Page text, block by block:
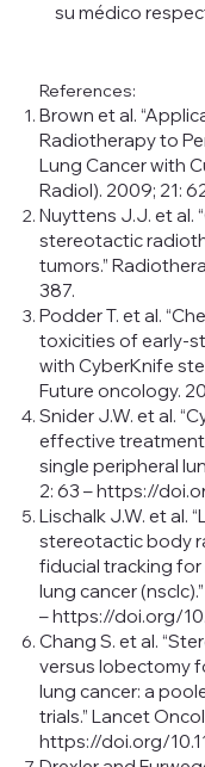
su médico
References:​
Brown et al.
Radiotherapy to
Lung Cancer with
Radiol). 2009; 21:
Nuyttens J.J. et al.
stereotactic
tumors.”
387.
Podder T. et al.
toxicities of early-
with CyberKnife
Future oncology.
Snider J.W. et al.
effective
single peripheral
2: 63 –https://
Lischalk J.W. et al.
stereotactic body
fiducial tracking for
lung cancer
–https://doi.org/
Chang S. et al.
versus lobectomy
lung cancer: a
trials.” Lancet
https://doi.org/